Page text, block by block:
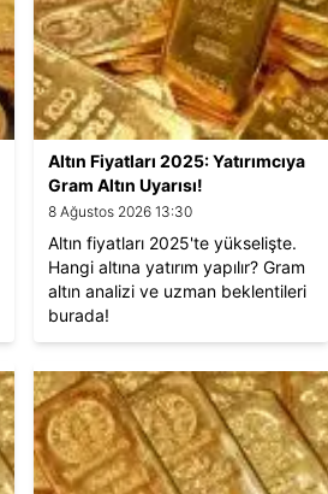
Altın Fiyatları 2025: Yatırımcıya
Gram Altın Uyarısı!
8 Ağustos 2026 13:30
Altın fiyatları 2025'te yükselişte.
Hangi altına yatırım yapılır? Gram
altın analizi ve uzman beklentileri
burada!